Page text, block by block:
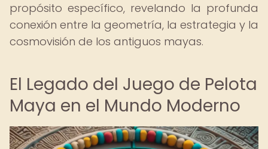
propósito específico, revelando la profunda
conexión entre la geometría, la estrategia y la
cosmovisión de los antiguos mayas.
El Legado del Juego de Pelota
Maya en el Mundo Moderno